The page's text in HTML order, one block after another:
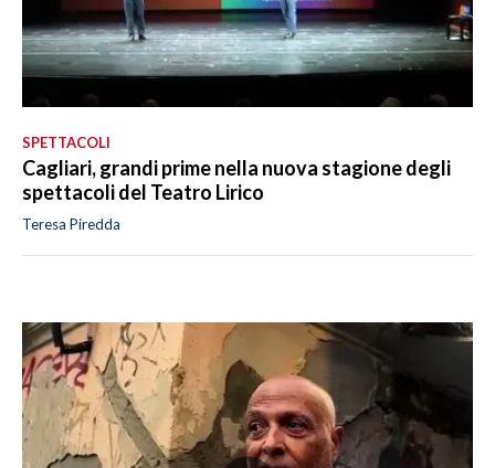
SPETTACOLI
Cagliari, grandi prime nella nuova stagione degli
spettacoli del Teatro Lirico
Teresa Piredda